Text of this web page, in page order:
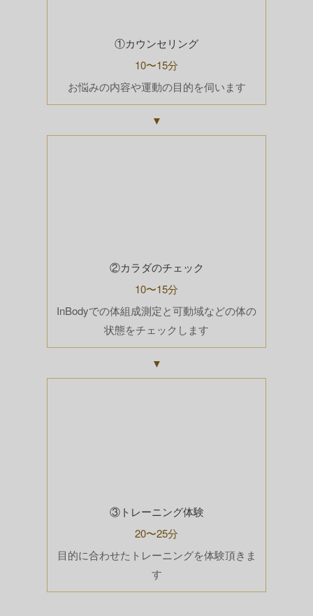
①カウンセリング
10〜15分
お悩みの内容や運動の目的を伺います
▼
②カラダのチェック
10〜15分
InBodyでの体組成測定と可動域などの体の
状態をチェックします
▼
③トレーニング体験
20〜25分
目的に合わせたトレーニングを体験頂きま
す